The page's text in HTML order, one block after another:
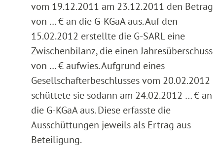
vom 19.12.2011 am 23.12.2011 den Betrag
von … € an die G-KGaA aus. Auf den
15.02.2012 erstellte die G-SARL eine
Zwischenbilanz, die einen Jahresüberschuss
von … € aufwies. Aufgrund eines
Gesellschafterbeschlusses vom 20.02.2012
schüttete sie sodann am 24.02.2012 … € an
die G-KGaA aus. Diese erfasste die
Ausschüttungen jeweils als Ertrag aus
Beteiligung.